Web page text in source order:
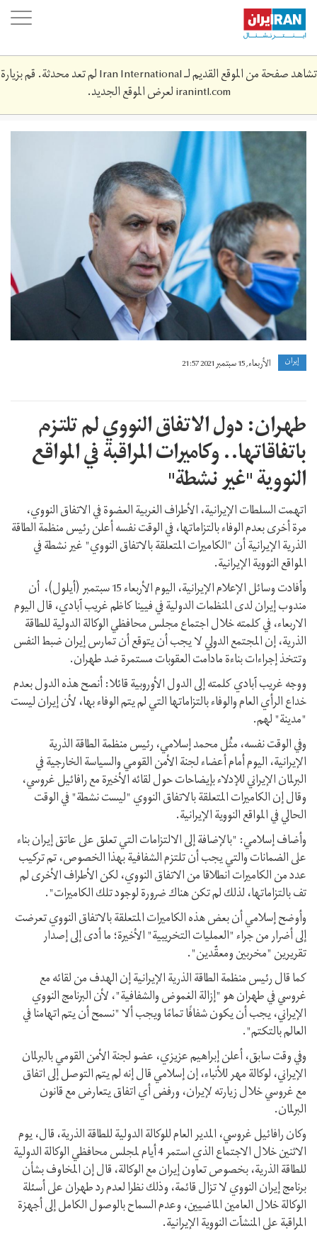
Skip
main
content
تشاهد صفحة من الموقع القديم لـ Iran International لم تعد محدثة. قم بزيارة
iranintl.comلعرض الموقع الجديد.
62029627.jpg
إيران الأربعاء, 15 سبتمبر 2021 21:57
طهران: دول الاتفاق النووي لم تلتزم
باتفاقاتها.. وكاميرات المراقبة في المواقع
النووية "غير نشطة"
اتهمت السلطات الإيرانية، الأطراف الغربية العضوة في الاتفاق النووي،
مرة أخرى بعدم الوفاء بالتزاماتها، في الوقت نفسه أعلن رئيس منظمة الطاقة
الذرية الإيرانية أن "الكاميرات المتعلقة بالاتفاق النووي" غير نشطة في
المواقع النووية الإيرانية.
وأفادت وسائل الإعلام الإيرانية، اليوم الأربعاء 15 سبتمبر (أيلول)، أن
مندوب إيران لدى المنظمات الدولية في فيينا كاظم غريب آبادي، قال اليوم
الاربعاء، في كلمته خلال اجتماع مجلس محافظي الوكالة الدولية للطاقة
الذرية، إن المجتمع الدولي لا يجب أن يتوقع أن تمارس إيران ضبط النفس
وتتخذ إجراءات بناءة مادامت العقوبات مستمرة ضد طهران.
ووجه غريب آبادي كلمته إلى الدول الأوروبية قائلا: أنصح هذه الدول بعدم
خداع الرأي العام والوفاء بالتزاماتها التي لم يتم الوفاء بها، لأن إيران ليست
"مدينة" لهم.
وفي الوقت نفسه، مثُل محمد إسلامي، رئيس منظمة الطاقة الذرية
الإيرانية، اليوم أمام أعضاء لجنة الأمن القومي والسياسة الخارجية في
البرلمان الإيراني للإدلاء بإيضاحات حول لقائه الأخيرة مع رافائيل غروسي،
وقال إن الكاميرات المتعلقة بالاتفاق النووي "ليست نشطة" في الوقت
الحالي في المواقع النووية الإيرانية.
وأضاف إسلامي: "بالإضافة إلى الالتزامات التي تعلق على عاتق إيران بناء
على الضمانات والتي يجب أن تلتزم الشفافية بهذا الخصوص، تم تركيب
عدد من الكاميرات انطلاقا من الاتفاق النووي، لكن الأطراف الأخرى لم
تف بالتزاماتها، لذلك لم تكن هناك ضرورة لوجود تلك الكاميرات".
وأوضح إسلامي أن بعض هذه الكاميرات المتعلقة بالاتفاق النووي تعرضت
إلى أضرار من جراء "العمليات التخريبية" الأخيرة؛ ما أدى إلى إصدار
تقريرين "مخربين ومعقّدين".
كما قال رئيس منظمة الطاقة الذرية الإيرانية إن الهدف من لقائه مع
غروسي في طهران هو "إزالة الغموض والشفافية"، لأن البرنامج النووي
الإيراني، يجب أن يكون شفافًا تمامًا ويجب ألا "نسمح أن يتم اتهامنا في
العالم بالتكتم".
وفي وقت سابق، أعلن إبراهيم عزيزي، عضو لجنة الأمن القومي بالبرلمان
الإيراني، لوكالة مهر للأنباء، إن إسلامي قال إنه لم يتم التوصل إلى اتفاق
مع غروسي خلال زيارته لإيران، ورفض أي اتفاق يتعارض مع قانون
البرلمان.
وكان رافائيل غروسي، المدير العام للوكالة الدولية للطاقة الذرية، قال، يوم
الاثنين خلال الاجتماع الذي استمر 4 أيام لمجلس محافظي الوكالة الدولية
للطاقة الذرية، بخصوص تعاون إيران مع الوكالة، قال إن المخاوف بشأن
برنامج إيران النووي لا تزال قائمة، وذلك نظرا لعدم رد طهران على أسئلة
الوكالة خلال العامين الماضيين، وعدم السماح بالوصول الكامل إلى أجهزة
المراقبة على المنشآت النووية الإيرانية.